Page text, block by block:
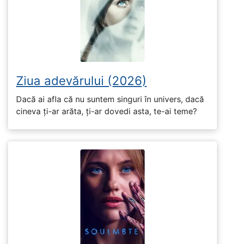
Ziua adevărului (2026)
Dacă ai afla că nu suntem singuri în univers, dacă
cineva ți-ar arăta, ți-ar dovedi asta, te-ai teme?